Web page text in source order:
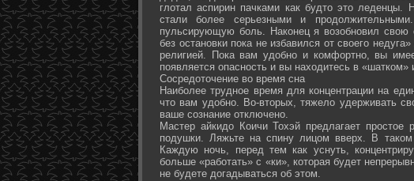
глотал аспирин пачками как будто это леденцы.
стали более серьезными и
пульсирующую боль. Наконец я возобновил свою
без остановки пока не избавился от своего
религией. Пока вам удобно и комфортно, вы
появляется опасность и вы находитесь в
Сосредоточение во время сна
Наиболее трудное время для концентрации на
что вам удобно. Во-вторых, тяжело удерживать
ваше сознание отключено.
Мастер айкидо Коичи Тохэй предлагает
подушки. Ляжьте на спину лицом вверх. В
Каждую ночь, перед тем как уснуть,
больше «работать» с «ки», которая будет
не будете догадываться об этом.